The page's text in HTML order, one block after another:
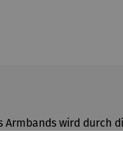
wird
925er-